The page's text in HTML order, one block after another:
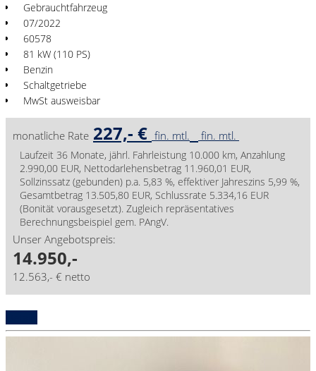
Gebrauchtfahrzeug
07/2022
60578
81 kW (110 PS)
Benzin
Schaltgetriebe
MwSt ausweisbar
monatliche Rate 227,- € fin. mtl. fin. mtl.
Laufzeit 36 Monate, jährl. Fahrleistung 10.000 km, Anzahlung
2.990,00 EUR, Nettodarlehensbetrag 11.960,01 EUR,
Sollzinssatz (gebunden) p.a. 5,83 %, effektiver Jahreszins 5,99 %,
Gesamtbetrag 13.505,80 EUR, Schlussrate 5.334,16 EUR
(Bonität vorausgesetzt). Zugleich repräsentatives
Berechnungsbeispiel gem. PAngV.
Unser Angebotspreis:
14.950,-
12.563,- € netto